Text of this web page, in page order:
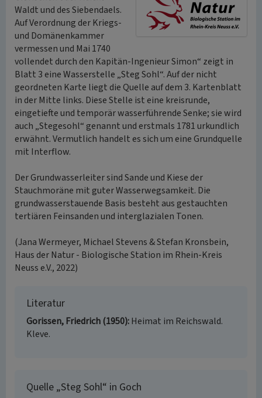
Waldt und des Siebendaels.
Auf Verordnung der Kriegs-
und Domänenkammer
vermessen und Mai 1740
vollendet durch den Kapitän-Ingenieur Simon“ zeigt in
Blatt 3 eine Wasserstelle „Steg Sohl“. Auf der nicht
geordneten Karte liegt die Quelle auf dem 3. Kartenblatt
in der Mitte links. Diese Stelle ist eine kreisrunde,
eingetiefte und temporär wasserführende Senke; sie wird
auch „Stegesohl“ genannt und erstmals 1781 urkundlich
erwähnt. Vermutlich handelt es sich um eine Grundquelle
mit Interflow.
Der Grundwasserleiter sind Sande und Kiese der
Stauchmoräne mit guter Wasserwegsamkeit. Die
grundwasserstauende Basis besteht aus gestauchten
tertiären Feinsanden und interglazialen Tonen.
(Jana Wermeyer, Michael Stevens & Stefan Kronsbein,
Haus der Natur - Biologische Station im Rhein-Kreis
Neuss e.V., 2022)
Literatur
Gorissen, Friedrich (1950) Heimat im Reichswald.
Kleve.
Quelle „Steg Sohl“ in Goch